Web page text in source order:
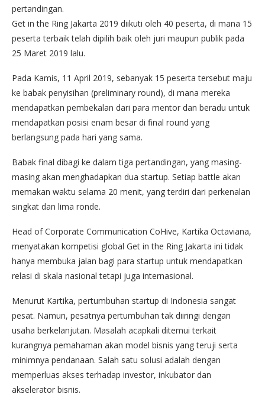
pertandingan.
Get in the Ring Jakarta 2019 diikuti oleh 40 peserta, di mana 15
peserta terbaik telah dipilih baik oleh juri maupun publik pada
25 Maret 2019 lalu.
Pada Kamis, 11 April 2019, sebanyak 15 peserta tersebut maju
ke babak penyisihan (preliminary round), di mana mereka
mendapatkan pembekalan dari para mentor dan beradu untuk
mendapatkan posisi enam besar di final round yang
berlangsung pada hari yang sama.
Babak final dibagi ke dalam tiga pertandingan, yang masing-
masing akan menghadapkan dua startup. Setiap battle akan
memakan waktu selama 20 menit, yang terdiri dari perkenalan
singkat dan lima ronde.
Head of Corporate Communication CoHive, Kartika Octaviana,
menyatakan kompetisi global Get in the Ring Jakarta ini tidak
hanya membuka jalan bagi para startup untuk mendapatkan
relasi di skala nasional tetapi juga internasional.
Menurut Kartika, pertumbuhan startup di Indonesia sangat
pesat. Namun, pesatnya pertumbuhan tak diiringi dengan
usaha berkelanjutan. Masalah acapkali ditemui terkait
kurangnya pemahaman akan model bisnis yang teruji serta
minimnya pendanaan. Salah satu solusi adalah dengan
memperluas akses terhadap investor, inkubator dan
akselerator bisnis.